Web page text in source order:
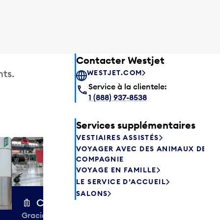
Chariots à bagages
Gracieuseté de la CIBC,
Excess
quelques
Contacter Westjet
WESTJET.COM
Service à la clientele:
1 (888) 937-8538
Services supplémentaires
VESTIAIRES ASSISTÉS
VOYAGER AVEC DES ANIMAUX DE
COMPAGNIE
VOYAGE EN FAMILLE
LE SERVICE D’ACCUEIL
SALONS